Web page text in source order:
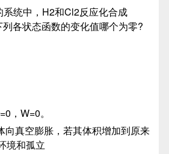
统中，H2和Cl2反应化合成
各状态函数的变化值哪个为零?
W=0。
真空膨胀，若其体积增加到原来
境和孤立